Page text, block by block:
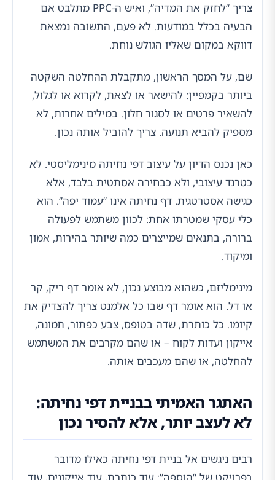
צריך “לחזק את המדיה”, ואיש ה-PPC מתלבט אם
הבעיה בכלל במודעות. לא פעם, התשובה נמצאת
דווקא במקום שאליו הגולש נוחת.
שם, על המסך הראשון, מתקבלת ההחלטה השקטה
ביותר בקמפיין: להישאר או לצאת, לקרוא או לגלול,
להשאיר פרטים או לסגור חלון. במילים אחרות, לא
מספיק להביא תנועה. צריך להוביל אותה נכון.
כאן נכנס הדיון על עיצוב דפי נחיתה מינימליסטי. לא
כטרנד עיצובי, ולא כבחירה אסתטית בלבד, אלא
כגישה אסטרטגית. דף נחיתה אינו “עמוד יפה”. הוא
כלי עסקי שמטרתו אחת: לכוון משתמש לפעולה
ברורה, בתנאים שמייצרים כמה שיותר בהירות, אמון
ומיקוד.
מינימליזם, כשהוא מבוצע נכון, לא אומר דף ריק, קר
או דל. הוא אומר דף שבו כל אלמנט צריך להצדיק את
קיומו. כל כותרת, שדה בטופס, צבע כפתור, תמונה,
אייקון ועדות לקוח – או שהם מקרבים את המשתמש
להחלטה, או שהם מעכבים אותה.
האתגר האמיתי בבניית דפי נחיתה:
לא לעצב יותר, אלא להסיר נכון
רבים ניגשים אל בניית דפי נחיתה כאילו מדובר
בפרויקט של “הוספה”: עוד כותרת, עוד אייקונים, עוד